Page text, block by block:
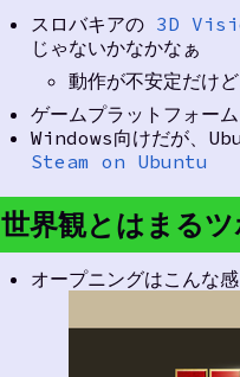
スロバキアの 3D
じゃないかなかなぁ
動作が不安定だけ
ゲームプラットフォーム
Windows向けだが、
Steam on Ubuntu
世界観とはまる
オープニングはこんな